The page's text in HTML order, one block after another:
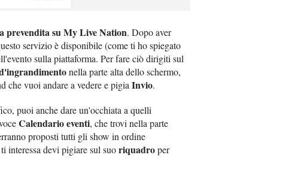
prevendita su My Live Nation. Dopo aver
servizio è disponibile (come ti ho spiegato
sulla piattaforma. Per fare ciò dirigiti sul
nella parte alta dello schermo,
che vuoi andare a vedere e pigia Invio.
puoi anche dare un'occhiata a quelli
Calendario eventi, che trovi nella parte
proposti tutti gli show in ordine
interessa devi pigiare sul suoriquadroper